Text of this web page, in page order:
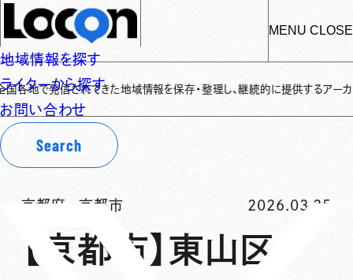
MENU CLOSE
地域情報を探す
ライターから探す
お問い合わせ
Search
信されてきた地域情報を保存・整理し、継続的に提供するアーカイブサイト
京都府 -京都市 2026.03.25
【京都市】東山区